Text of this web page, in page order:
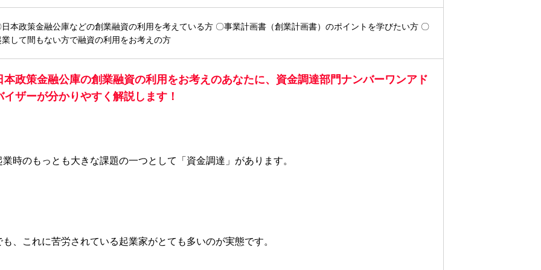
日本政策金融公庫などの創業融資の利用を考えている方 〇事業計画書（創業計画書）のポイントを学びたい方 〇
業して間もない方で融資の利用をお考えの方
本政策金融公庫の創業融資の利用をお考えのあなたに、資金調達部門ナンバーワンアド
イザーが分かりやすく解説します！
業時のもっとも大きな課題の一つとして「資金調達」があります。
も、これに苦労されている起業家がとても多いのが実態です。